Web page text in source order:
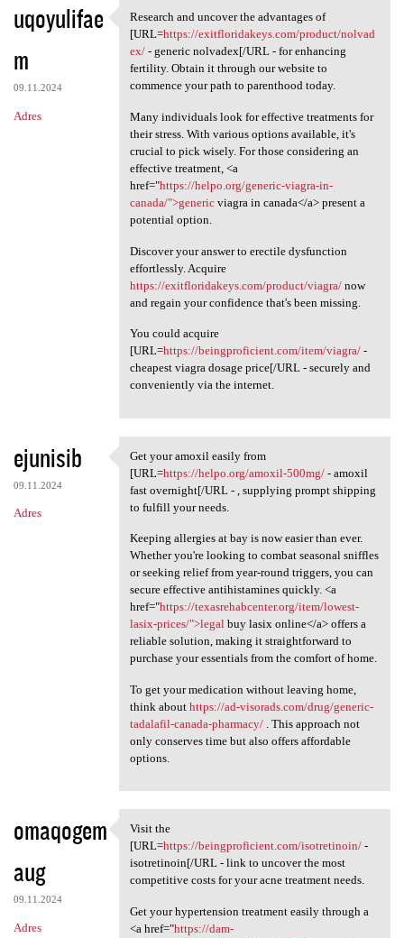
uqoyulifae
m
09.11.2024
Adres
Research and uncover the
Research and uncover the advantages of
[URL=https://exitfloridakeys.com/product/nolvad
ex/- generic nolvadex[/URL - for enhancing
fertility. Obtain it through our website to
commence your path to parenthood today.
Many individuals look for effective treatments for
their stress. With various options available, it's
crucial to pick wisely. For those considering an
effective treatment, <a
href="https://helpo.org/generic-viagra-in-
canada/">genericviagra in canada</a> present a
potential option.
Discover your answer to erectile dysfunction
effortlessly. Acquire
https://exitfloridakeys.com/product/viagra/now
and regain your confidence that's been missing.
You could acquire
[URL=https://beingproficient.com/item/viagra/-
cheapest viagra dosage price[/URL - securely and
conveniently via the internet.
ejunisib
09.11.2024
Adres
Get your amoxil easily from
Get your amoxil easily from
[URL=https://helpo.org/amoxil-500mg/- amoxil
fast overnight[/URL - , supplying prompt shipping
to fulfill your needs.
Keeping allergies at bay is now easier than ever.
Whether you're looking to combat seasonal sniffles
or seeking relief from year-round triggers, you can
secure effective antihistamines quickly. <a
href="https://texasrehabcenter.org/item/lowest-
lasix-prices/">legalbuy lasix online</a> offers a
reliable solution, making it straightforward to
purchase your essentials from the comfort of home.
To get your medication without leaving home,
think about https://ad-visorads.com/drug/generic-
tadalafil-canada-pharmacy/. This approach not
only conserves time but also offers affordable
options.
omaqogem
aug
09.11.2024
Adres
Visit the [URL=https:/
Visit the
[URL=https://beingproficient.com/isotretinoin/-
isotretinoin[/URL - link to uncover the most
competitive costs for your acne treatment needs.
Get your hypertension treatment easily through a
<a href="https://dam-